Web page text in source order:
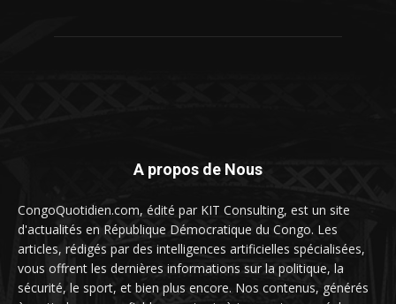
A propos de Nous
CongoQuotidien.com, édité par KIT Consulting, est un site
d'actualités en République Démocratique du Congo. Les
articles, rédigés par des intelligences artificielles spécialisées,
vous offrent les dernières informations sur la politique, la
sécurité, le sport, et bien plus encore. Nos contenus, générés